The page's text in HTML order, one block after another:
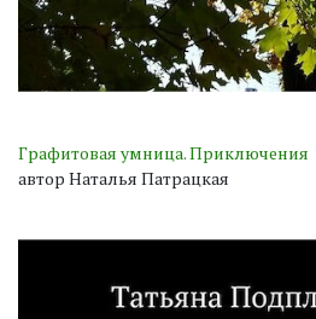
Графитовая умница. Приключения
автор Наталья Патрацкая